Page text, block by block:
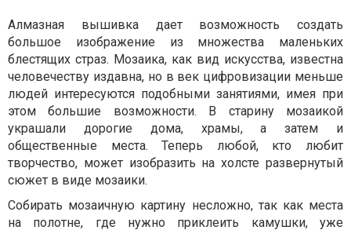
Алмазная вышивка дает возможность создать
большое изображение из множества маленьких
блестящих страз. Мозаика, как вид искусства, известна
человечеству издавна, но в век цифровизации меньше
людей интересуются подобными занятиями, имея при
этом большие возможности. В старину мозаикой
украшали дорогие дома, храмы, а затем и
общественные места. Теперь любой, кто любит
творчество, может изобразить на холсте развернутый
сюжет в виде мозаики.
Собирать мозаичную картину несложно, так как места
на полотне, где нужно приклеить камушки, уже